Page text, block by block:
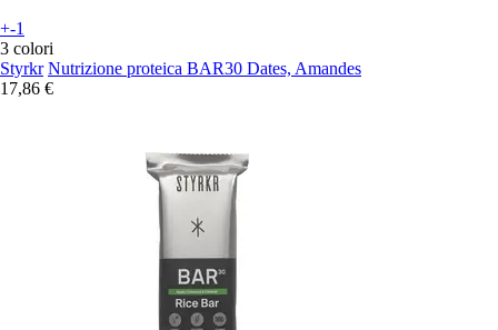
+-1
3 colori
Styrkr Nutrizione proteica BAR30 Dates, Amandes
17,86 €